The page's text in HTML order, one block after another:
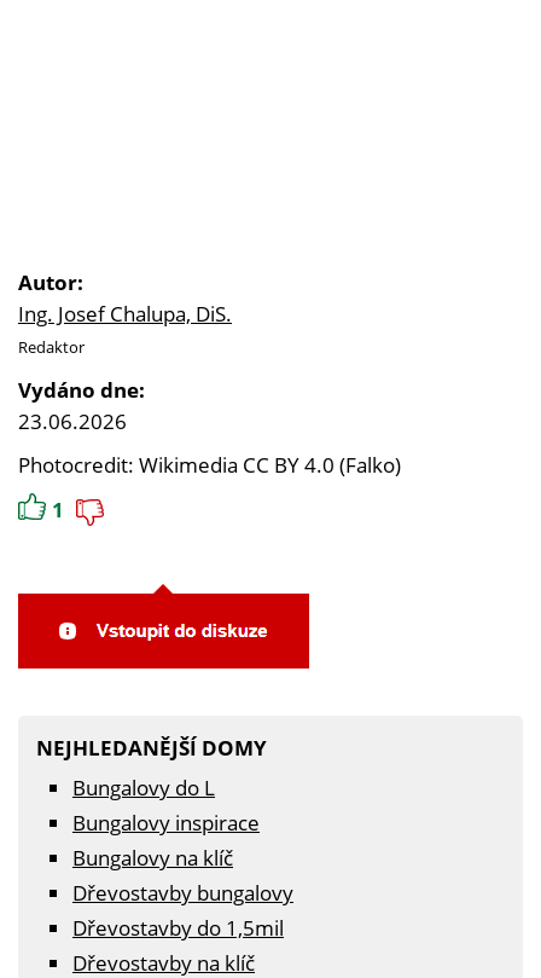
Autor:
Ing. Josef Chalupa, DiS.
Redaktor
Vydáno dne:
23.06.2026
Photocredit: Wikimedia CC BY 4.0 (Falko)
1
NEJHLEDANĚJŠÍ DOMY
Bungalovy do L
Bungalovy inspirace
Bungalovy na klíč
Dřevostavby bungalovy
Dřevostavby do 1,5mil
Dřevostavby na klíč